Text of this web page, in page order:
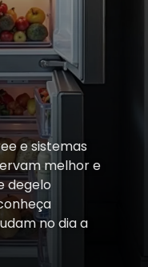
e sistemas
melhor e
degelo
no dia a